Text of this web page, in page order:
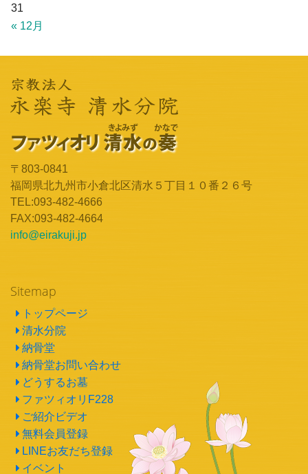
« 12月
31
〒803-0841
福岡県北九州市小倉北区清水５丁目１０番２６号
TEL:093-482-4666
FAX:093-482-4664
info@eirakuji.jp
Sitemap
トップページ
清水分院
納骨堂
納骨堂お問い合わせ
どうするお墓
ファツィオリF228
ご紹介ビデオ
無料会員登録
LINEお友だち登録
イベント